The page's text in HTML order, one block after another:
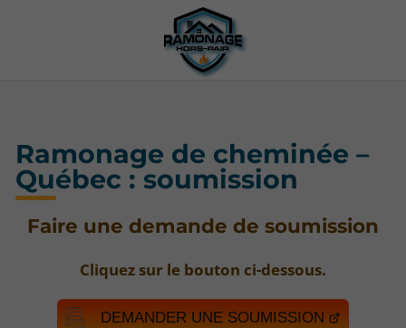
Ramonage de cheminée –
Québec : soumission
Faire une demande de soumission
Cliquez sur le bouton ci-dessous.
DEMANDER UNE SOUMISSION